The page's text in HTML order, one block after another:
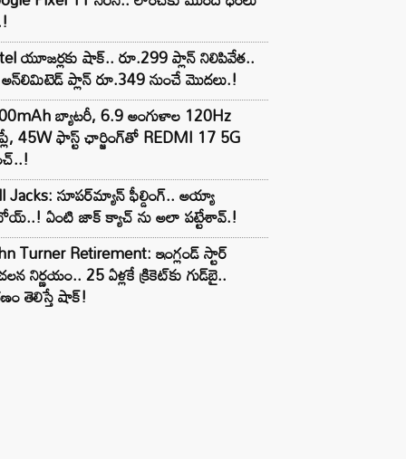
యూజర్లకు షాక్.. రూ.299 ప్లాన్ నిలిపివేత..
ప్లాన్ రూ.349 నుంచే మొదలు.!
బ్యాటరీ, 6.9 అంగుళాల 120Hz
45W ఫాస్ట్ ఛార్జింగ్‌తో REDMI 17 5G
Jacks: సూపర్‌మ్యాన్ ఫీల్డింగ్.. అయ్యా
ఏంటి జాక్ క్యాచ్ ను అలా పట్టేశావ్.!
Turner Retirement: ఇంగ్లండ్ స్టార్
నిర్ణయం.. 25 ఏళ్లకే క్రికెట్‌కు గుడ్‌బై..
తెలిస్తే షాక్!